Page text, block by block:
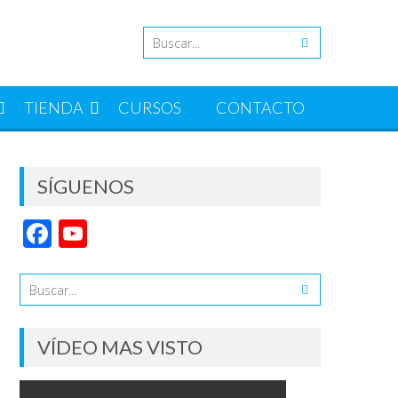
TIENDA CURSOS CONTACTO
SÍGUENOS
Facebook
YouTube
VÍDEO MAS VISTO